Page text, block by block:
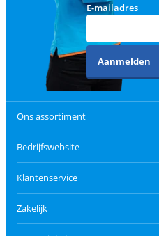
E-mailadres
Aanmelden
Ons assortiment
Bedrijfswebsite
Klantenservice
Zakelijk